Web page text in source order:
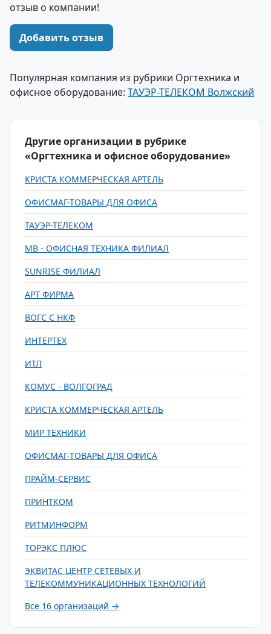
отзыв о компании!
Добавить отзыв
Популярная компания из рубрики Оргтехника и
офисное оборудование: ТАУЭР-ТЕЛЕКОМ Волжский
Другие организации в рубрике
«Оргтехника и офисное оборудование»
КРИСТА КОММЕРЧЕСКАЯ АРТЕЛЬ
ОФИСМАГ-ТОВАРЫ ДЛЯ ОФИСА
ТАУЭР-ТЕЛЕКОМ
MB - ОФИСНАЯ ТЕХНИКА ФИЛИАЛ
SUNRISE ФИЛИАЛ
АРТ ФИРМА
ВОГС С НКФ
ИНТЕРТЕХ
ИТЛ
КОМУС - ВОЛГОГРАД
КРИСТА КОММЕРЧЕСКАЯ АРТЕЛЬ
МИР ТЕХНИКИ
ОФИСМАГ-ТОВАРЫ ДЛЯ ОФИСА
ПРАЙМ-СЕРВИС
ПРИНТКОМ
РИТМИНФОРМ
ТОРЭКС ПЛЮС
ЭКВИТАС ЦЕНТР СЕТЕВЫХ И
ТЕЛЕКОММУНИКАЦИОННЫХ ТЕХНОЛОГИЙ
Все 16 организаций →